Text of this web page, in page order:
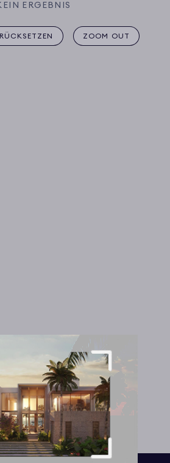
ERGEBNIS
ZOOM OUT